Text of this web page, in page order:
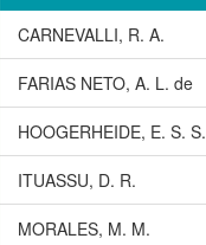
CARNEVALLI, R. A.
FARIAS NETO, A. L. de
HOOGERHEIDE, E. S. S.
ITUASSU, D. R.
MORALES, M. M.